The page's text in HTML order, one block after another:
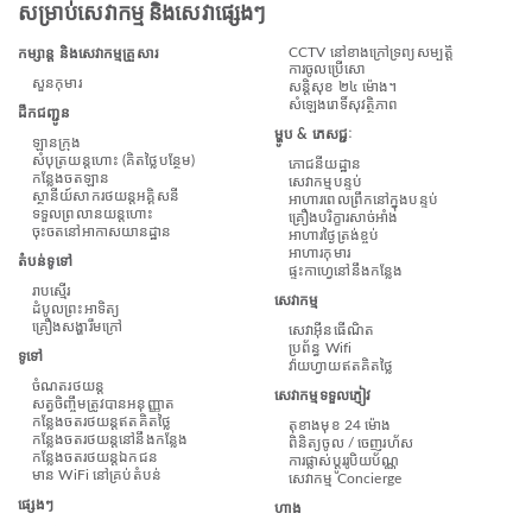
សម្រាប់សេវាកម្ម និងសេវាផ្សេងៗ
កម្សាន្ត និងសេវាកម្មគ្រួសារ
សួនកុមារ
ដឹកជញ្ជូន
ឡានក្រុង
សំបុត្រយន្តហោះ (គិតថ្លៃបន្ថែម)
កន្លែង​ចត​ឡាន
ស្ថានីយ៍សាករថយន្តអគ្គិសនី
ទទួលព្រលានយន្តហោះ
ចុះចតនៅអាកាសយានដ្ឋាន
តំបន់ទូទៅ
រាបស្មើរ
ដំបូលព្រះអាទិត្យ
គ្រឿងសង្ហារឹមក្រៅ
ទូទៅ
ចំណតរថយន្ត
សត្វចិញ្ចឹមត្រូវបានអនុញ្ញាត
កន្លែងចតរថយន្តឥតគិតថ្លៃ
កន្លែងចតរថយន្តនៅនឹងកន្លែង
កន្លែងចតរថយន្តឯកជន
មាន WiFi នៅគ្រប់តំបន់
ផ្សេងៗ
CCTV នៅខាងក្រៅទ្រព្យសម្បត្តិ
ការចូលប្រើសោ
សន្តិសុខ ២៤ ម៉ោង។
សំឡេងរោទិ៍សុវត្ថិភាព
ម្ហូប & ភេសជ្ជៈ
ភោជនីយដ្ឋាន
សេវាកម្មបន្ទប់
អាហារពេលព្រឹកនៅក្នុងបន្ទប់
គ្រឿងបរិក្ខារសាច់អាំង
អាហារថ្ងៃត្រង់ខ្ចប់
អាហារកុមារ
ផ្ទះកាហ្វេនៅនឹងកន្លែង
សេវាកម្ម
សេវាអ៊ីនធើណិត
ប្រព័ន្ធ Wifi
វ៉ាយហ្វាយឥតគិតថ្លៃ
សេវាកម្មទទួលភ្ញៀវ
តុខាងមុខ 24 ម៉ោង
ពិនិត្យចូល / ចេញរហ័ស
ការផ្លាស់ប្តូររូបិយប័ណ្ណ
សេវាកម្ម Concierge
ហាង